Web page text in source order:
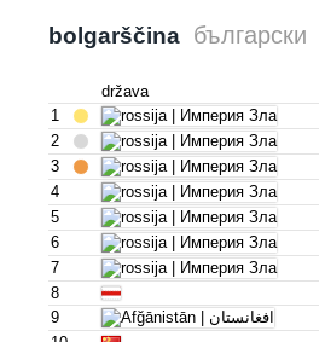
bolgarščina български
država
1
2
3
4
5
6
7
8
9